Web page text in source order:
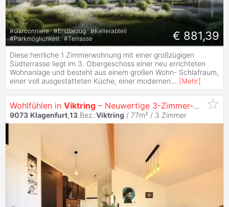
#Garconniere #Erstbezug #Kellerabteil
#Parkmöglichkeit #Terrasse € 881,39
Diese herrliche 1 Zimmerwohnung mit einer großzügigen
Südterrasse liegt im 3. Obergeschoss einer neu errichteten
Wohnanlage und besteht aus einem großen Wohn- Schlafraum,
einer voll ausgestatteten Küche, einer modernen... [Mehr]
Wohlfühlen in Viktring – Neuwertige 3-Zimmer-Wohnung mit hochwertiger Ausstattung
9073 Klagenfurt,13.Bez.:Viktring / 77m² / 3 Zimmer